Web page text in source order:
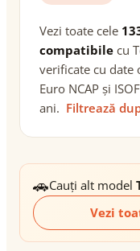
Vezi toate cele
compatibile cu
verificate cu date
Euro NCAP și
ani. Filtrează
🚗Cauți alt model
Vezi